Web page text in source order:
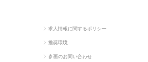
求人情報に関するポリシー
推奨環境
参画のお問い合わせ